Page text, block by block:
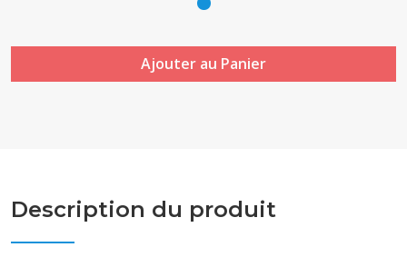
Ajouter au Panier
Description du produit